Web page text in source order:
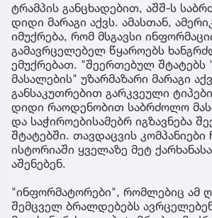
ტრამპის განცხადებით, აშშ-ს
დიდი მარაგი აქვს. ამასთან,
იმუქრება, რომ მსგავსი
გამავრცელებელ წყაროებს
ემუქრებათ. "შეერთებულ
მასალების" უზარმაზარი მარაგი
განსაკუთრებით გარკვეული
დიდი რაოდენობით საბრძოლო
და საჭიროებისამებრ იგზავნება
შტატებში. თავდაცვის კომპანიები
ისტორიაში ყველაზე მეტ
აშენებენ.
"ინფორმატორები", რომლებიც ამ
შემცველ ბრალდებებს